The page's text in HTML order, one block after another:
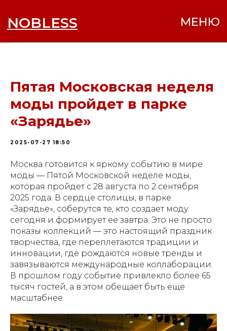
NOBLESS
Пятая Московская неделя
моды пройдет в парке
«Зарядье»
2025-07-27 18:50
Москва готовится к яркому событию в мире
моды — Пятой Московской неделе моды,
которая пройдет с 28 августа по 2 сентября
2025 года. В сердце столицы, в парке
«Зарядье», соберутся те, кто создает моду
сегодня и формирует ее завтра. Это не просто
показы коллекций — это настоящий праздник
творчества, где переплетаются традиции и
инновации, где рождаются новые тренды и
завязываются международные коллаборации.
В прошлом году событие привлекло более 65
тысяч гостей, а в этом обещает быть еще
масштабнее.